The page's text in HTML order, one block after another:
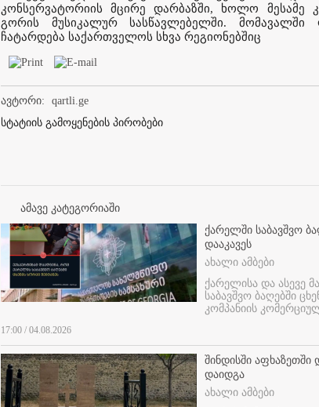
კონსერვატორიის მცირე დარბაზში, ხოლო მესამე
გორის მუსიკალურ სასწავლებელში. მომავალში
ჩატარდება საქართველოს სხვა რეგიონებშიც
ავტორი:
qartli.ge
სტატიის გამოყენების პირობები
ამავე კატეგორიაში
ქარელში საბავშვო
დააკავეს
ახალი ამბები
ქარელისა და ასევე
საბავშვო ბაღებში
კომპანიის
17:00 / 04.08.2026
შინდისში
დაიდგა
ახალი ამბები